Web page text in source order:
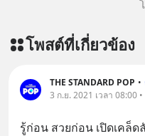
โพสต์ที่เกี่ยวข้อง
THE STANDARD POP •
3 ก.ย. 2021 เวลา 08:00
รู้ก่อน สวยก่อน เปิดเคล็